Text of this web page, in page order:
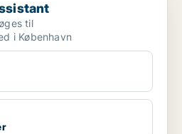
til
i København